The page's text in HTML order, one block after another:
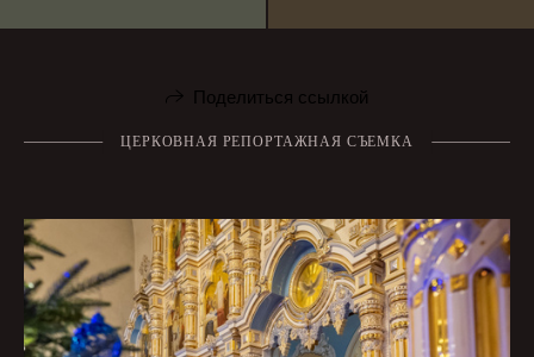
Поделиться ссылкой
ЦЕРКОВНАЯ РЕПОРТАЖНАЯ СЪЕМКА